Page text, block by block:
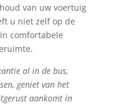
van uw voertuig
u niet zelf op de
comfortabele
al in de bus,
geniet van het
aankomt in